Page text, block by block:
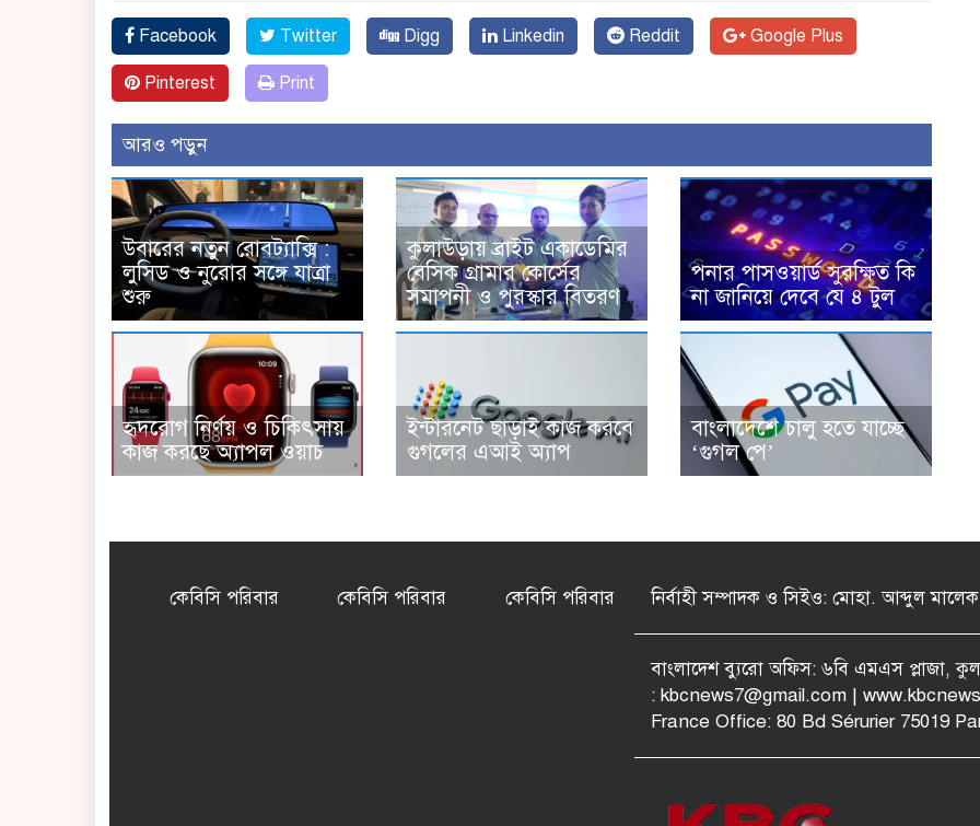
Facebook Twitter Digg Linkedin Reddit Google Plus
Pinterest Print
আরও পড়ুন
উবারের নতুন রোবট্যাক্সি :
লুসিড ও নুরোর সঙ্গে যাত্রা
শুরু
কুলাউড়ায় ব্রাইট একাডেমির
বেসিক গ্রামার কোর্সের
সমাপনী ও পুরস্কার বিতরণ
পনার পাসওয়ার্ড সুরক্ষিত কি
না জানিয়ে দেবে যে ৪ টুল
হৃদরোগ নির্ণয় ও চিকিৎসায়
কাজ করছে অ্যাপল ওয়াচ
ইন্টারনেট ছাড়াই কাজ করবে
গুগলের এআই অ্যাপ
বাংলাদেশে চালু হতে যাচ্ছে
‘গুগল পে’
কেবিসি পরিবার কেবিসি পরিবার কেবিসি পরিবার নির্বাহী সম্পাদক ও সিইও: মোহা. আব্দুল
বাংলাদেশ ব্যুরো অফিস: ৬বি এমএস প্লাজা,
: kbcnews7@gmail.com |
France Office: 80 Bd Sérurier 75019